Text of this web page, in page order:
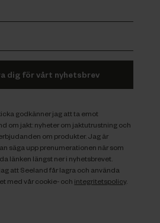
dig för vårt nyhetsbrev
godkänner jag att ta emot
om jakt: nyheter om jaktutrustning och
om produkter. Jag är
säga upp prenumerationen när som
länken längst ner i nyhetsbrevet.
att Seeland får lagra och använda
med vår cookie- och integritetspolicy.